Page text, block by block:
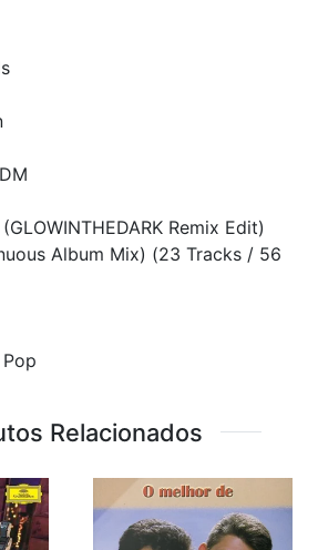
Remix Edit)
Album Mix) (23 Tracks / 56
Relacionados